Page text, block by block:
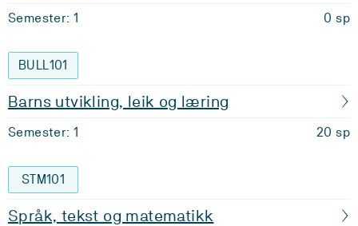
Semester: 1 0 sp
BULL101
Barns utvikling, leik og læring
Semester: 1 20 sp
STM101
Språk, tekst og matematikk